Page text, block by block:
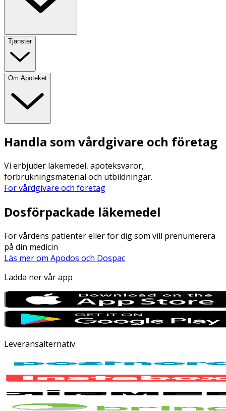
Tjänster
Om Apoteket
Handla som vårdgivare och företag
Vi erbjuder läkemedel, apoteksvaror,
förbrukningsmaterial och utbildningar.
För vårdgivare och företag
Dosförpackade läkemedel
För vårdens patienter eller för dig som vill prenumerera
på din medicin
Läs mer om Apodos och Dospac
Ladda ner vår app
Leveransalternativ